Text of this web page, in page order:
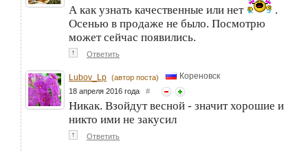
А как узнать качественные или нет
.
Осенью в продаже не было. Посмотрю
может сейчас появились.
↑ Ответить
Lubov_Lp (автор поста) Кореновск
18 апреля 2016 года #
Никак. Взойдут весной - значит хорошие и
никто ими не закусил
↑ Ответить